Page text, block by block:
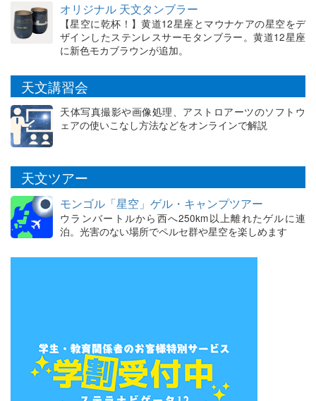
オリジナル 天文タンブラー
【星空に乾杯！】黄道12星座とマウナケアの星空をデ
ザインしたステンレスサーモタンブラー。黄道12星座
に新色モカブラウンが追加。
天文講習会
天体写真撮影や画像処理、アストロアーツのソフトウ
ェアの使いこなし方法などをオンラインで解説
天文ツアー
モンゴル「星空」ゲル・キャンプツアー
ウランバートルから西へ250km以上離れたゲルに連
泊。光害のない場所でペルセ群や星空を楽しめます